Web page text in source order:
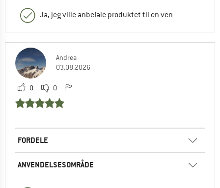
Ja, jeg ville anbefale produktet til en ven
Andrea
03.08.2026
0 0
FORDELE
ANVENDELSESOMRÅDE